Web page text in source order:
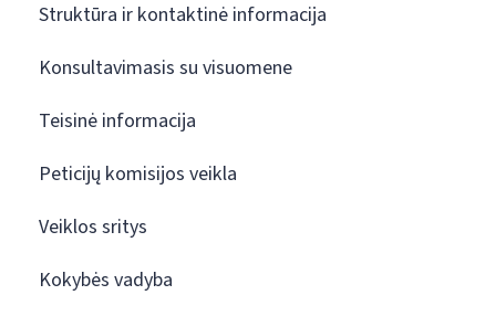
Struktūra ir kontaktinė informacija
Konsultavimasis su visuomene
Teisinė informacija
Peticijų komisijos veikla
Veiklos sritys
Kokybės vadyba